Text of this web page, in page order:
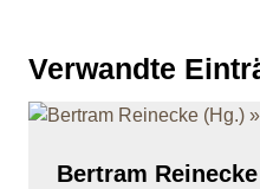
Verwandte
Bertram